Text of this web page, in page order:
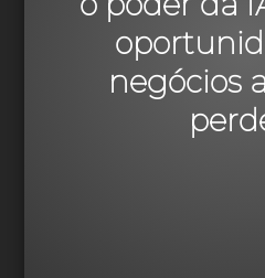
negócios